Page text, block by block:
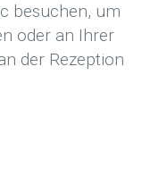
besuchen, um
oder an Ihrer
der Rezeption